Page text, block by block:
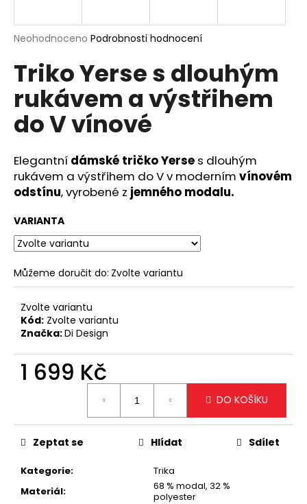
Průměrné
produktu
5
hvězdiček.
Neohodnoceno Podrobnosti hodnocení
Triko Yerse s dlouhým
rukávem a výstřihem
do V vínové
Elegantní dámské tričko Yerse s dlouhým
rukávem a výstřihem do V v moderním vínovém
odstínu, vyrobené z jemného modalu.
VARIANTA
Můžeme doručit do: Zvolte variantu
Zvolte variantu
Kód: Zvolte variantu
Značka:Di Design
1 699 Kč
DO KOŠÍKU
Kategorie:
Trika
Materiál:
68 % modal, 32 %
polyester
Zeptat se Hlídat Sdílet
j
t
?
HLEDAT
D
o
p
r
č
u
e
m
TRENDY
KRÉMOVÁ
CROSSBODY
299